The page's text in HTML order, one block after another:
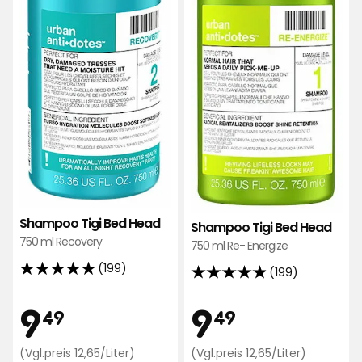
Shampoo Tigi Bed Head
750 ml Recovery
(199)
4.9
5
Sternen,
basierend
Preis
949
(Vgl.preis 12,65/Liter) Preisvergleich
Shampoo Tigi Bed Head
750 ml Re- Energize
(199)
4.9
5
Sternen,
basierend
Preis
949
(Vgl.preis 12,65/Liter)